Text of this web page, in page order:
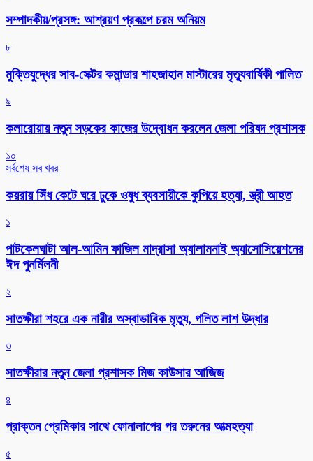
সম্পাদকীয়/প্রসঙ্গ: আশ্রয়ণ প্রকল্পে চরম অনিয়ম
৮
মুক্তিযুদ্ধের সাব-সেক্টর কমান্ডার শাহজাহান মাস্টারের মৃত্যুবার্ষিকী পালিত
৯
কলারোয়ায় নতুন সড়কের কাজের উদ্বোধন করলেন জেলা পরিষদ প্রশাসক
১০
সর্বশেষ সব খবর
কয়রায় সিঁধ কেটে ঘরে ঢুকে ওষুধ ব্যবসায়ীকে কুপিয়ে হত্যা, স্ত্রী আহত
১
পাটকেলঘাটা আল-আমিন ফাজিল মাদ্রাসা অ্যালামনাই অ্যাসোসিয়েশনের
ঈদ পুনর্মিলনী
২
সাতক্ষীরা শহরে এক নারীর অস্বাভাবিক মৃত্যু, গলিত লাশ উদ্ধার
৩
সাতক্ষীরার নতুন জেলা প্রশাসক মিজ কাউসার আজিজ
৪
প্রাক্তন প্রেমিকার সাথে ফোনালাপের পর তরুনের আত্মহত্যা
৫